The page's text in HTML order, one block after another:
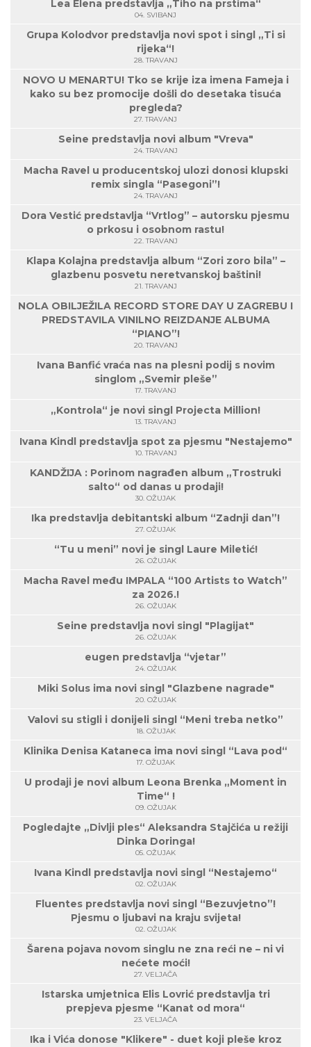
Lea Elena predstavlja „Tiho na prstima“
04. SVIBANJ
Grupa Kolodvor predstavlja novi spot i singl „Ti si
rijeka“!
28. TRAVANJ
NOVO U MENARTU! Tko se krije iza imena Fameja i
kako su bez promocije došli do desetaka tisuća
pregleda?
27. TRAVANJ
Seine predstavlja novi album "Vreva"
24. TRAVANJ
Macha Ravel u producentskoj ulozi donosi klupski
remix singla “Pasegoni”!
24. TRAVANJ
Dora Vestić predstavlja “Vrtlog” – autorsku pjesmu
o prkosu i osobnom rastu!
22. TRAVANJ
Klapa Kolajna predstavlja album “Zori zoro bila” –
glazbenu posvetu neretvanskoj baštini!
21. TRAVANJ
NOLA OBILJEŽILA RECORD STORE DAY U ZAGREBU I
PREDSTAVILA VINILNO REIZDANJE ALBUMA
“PIANO”!
20. TRAVANJ
Ivana Banfić vraća nas na plesni podij s novim
singlom „Svemir pleše”
17. TRAVANJ
„Kontrola“ je novi singl Projecta Million!
13. TRAVANJ
Ivana Kindl predstavlja spot za pjesmu "Nestajemo"
10. TRAVANJ
KANDŽIJA : Porinom nagrađen album „Trostruki
salto“ od danas u prodaji!
30. OŽUJAK
Ika predstavlja debitantski album “Zadnji dan”!
27. OŽUJAK
“Tu u meni” novi je singl Laure Miletić!
26. OŽUJAK
Macha Ravel među IMPALA “100 Artists to Watch”
za 2026.!
26. OŽUJAK
Seine predstavlja novi singl "Plagijat"
26. OŽUJAK
eugen predstavlja “vjetar”
24. OŽUJAK
Miki Solus ima novi singl "Glazbene nagrade"
20. OŽUJAK
Valovi su stigli i donijeli singl “Meni treba netko”
18. OŽUJAK
Klinika Denisa Kataneca ima novi singl “Lava pod“
17. OŽUJAK
U prodaji je novi album Leona Brenka „Moment in
Time“ !
09. OŽUJAK
Pogledajte „Divlji ples“ Aleksandra Stajčića u režiji
Dinka Doringa!
05. OŽUJAK
Ivana Kindl predstavlja novi singl “Nestajemo“
02. OŽUJAK
Fluentes predstavlja novi singl “Bezuvjetno”!
Pjesmu o ljubavi na kraju svijeta!
02. OŽUJAK
Šarena pojava novom singlu ne zna reći ne – ni vi
nećete moći!
27. VELJAČA
Istarska umjetnica Elis Lovrić predstavlja tri
prepjeva pjesme “Kanat od mora“
23. VELJAČA
Ika i Vića donose "Klikere" - duet koji pleše kroz